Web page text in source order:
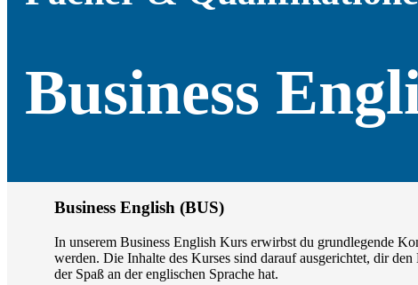
Business
Business English (BUS)
In unserem Business English Kurs erwirbst du grundlegende
werden. Die Inhalte des Kurses sind darauf ausgerichtet, dir
der Spaß an der englischen Sprache hat.